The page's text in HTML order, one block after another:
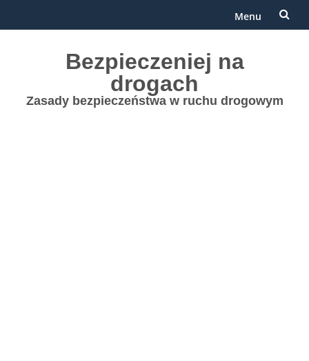
Menu
Bezpieczeniej na
drogach
Zasady bezpieczeństwa w ruchu drogowym